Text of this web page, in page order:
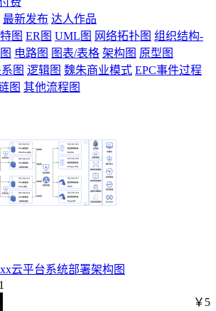
最新发布 达人作品
图 ER图 UML图 网络拓扑图 组织结构-
电路图 图表/表格 架构图 原型图
图 逻辑图 魏朱商业模式 EPC事件过程
图 其他流程图
云平台系统部署架构图
1
￥5